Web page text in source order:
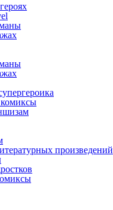
произведений